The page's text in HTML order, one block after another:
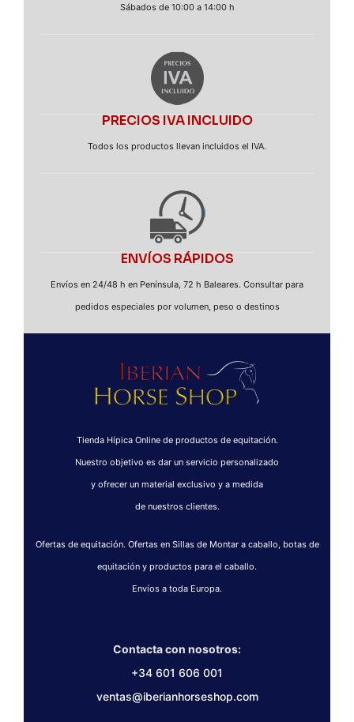
Sábados de 10:00 a 14:00 h
PRECIOS IVA INCLUIDO
Todos los productos llevan incluidos el IVA.
ENVÍOS RÁPIDOS
Envíos en 24/48 h en Península, 72 h Baleares. Consultar para
pedidos especiales por volumen, peso o destinos
Tienda Hípica Online de productos de equitación.
Nuestro objetivo es dar un servicio personalizado
y ofrecer un material exclusivo y a medida
de nuestros clientes.
Ofertas de equitación. Ofertas en Sillas de Montar a caballo, botas de
equitación y productos para el caballo.
Envíos a toda Europa.
Contacta con nosotros:
+34 601 606 001
ventas@iberianhorseshop.com